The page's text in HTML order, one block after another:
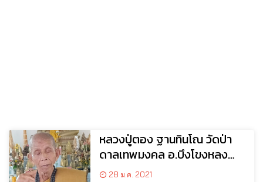
หลวงปู่ตอง ฐานทินโณ วัดป่า
ดาลเทพมงคล อ.บึงโขงหลง
จ.บึงกาฬ
28 ม.ค. 2021